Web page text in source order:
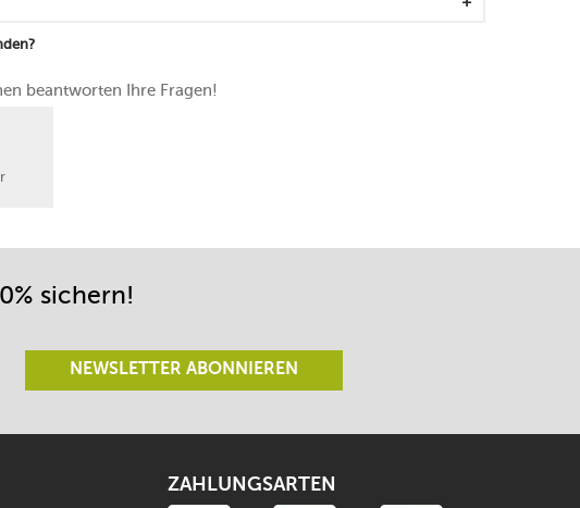
beantworten Ihre Fragen!
sichern!
NEWSLETTER ABONNIEREN
ZAHLUNGSARTEN